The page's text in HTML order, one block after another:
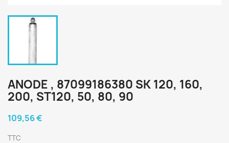
ANODE , 87099186380 SK 120, 160,
200, ST120, 50, 80, 90
109,56 €
TTC